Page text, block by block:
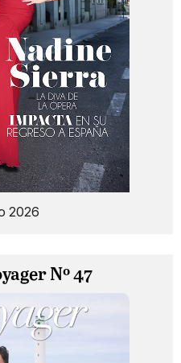
2026
Nº 47